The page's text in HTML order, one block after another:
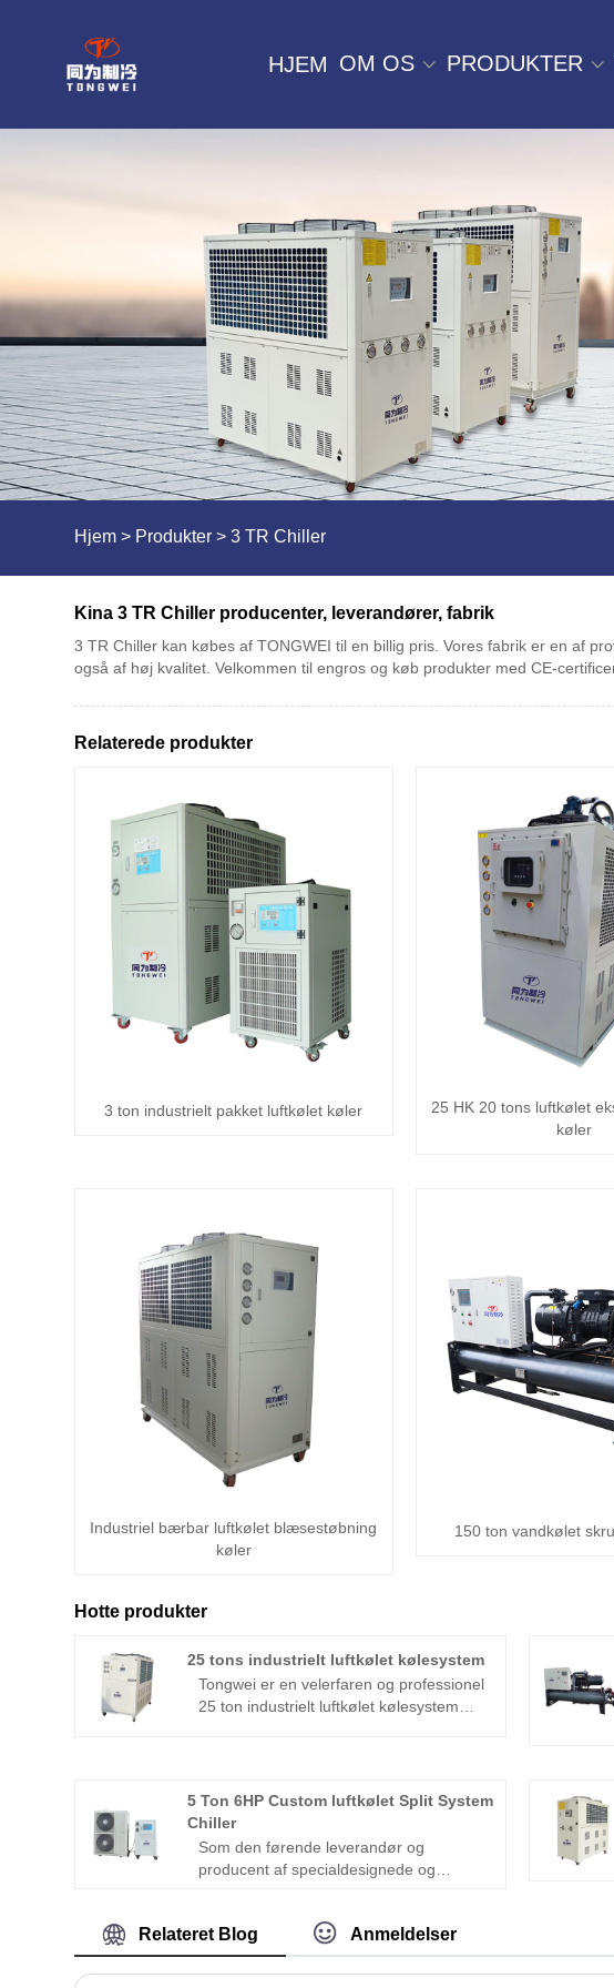
HJEM OM OS PRODUKTER
Hjem > Produkter > 3 TR Chiller
Kina 3 TR Chiller producenter, leverandører, fabrik
3 TR Chiller kan købes af TONGWEI til en billig pris. Vores fabrik er en af
også af høj kvalitet. Velkommen til engros og køb produkter med CE-
Relaterede produkter
3 ton industrielt pakket luftkølet køler
25 HK 20 tons luftkølet
køler
Industriel bærbar luftkølet blæsestøbning
køler
150 ton vandkølet
Hotte produkter
25 tons industrielt luftkølet kølesystem
Tongwei er en velerfaren og professionel
25 ton industrielt luftkølet kølesystem
kølekapacitet fra fra 5 ℃ til 25 ℃ .
Industrielt luftkølet kølesystem bruges i
en lang række applikationer på grund af
dets køleeffektivitet som:
plastfremstillingsprocesser, metal- og
drikkevareindustri, kemisk og
farmaceutisk fremstilling, medicinske
faciliteter, til operativsystemer såsom
5 Ton 6HP Custom luftkølet Split System
Chiller
Som den førende leverandør og
producent af specialdesignede og
der opfylder dine krav, 5 Ton 6HP
Custom Air Cooled Split System Chiller
er med fordamperen og kompressoren
Relateret Blog Anmeldelser